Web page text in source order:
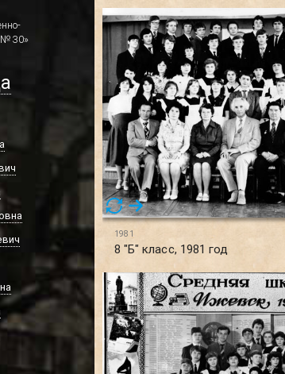
30»
1981
8 "Б" класс, 1981 год